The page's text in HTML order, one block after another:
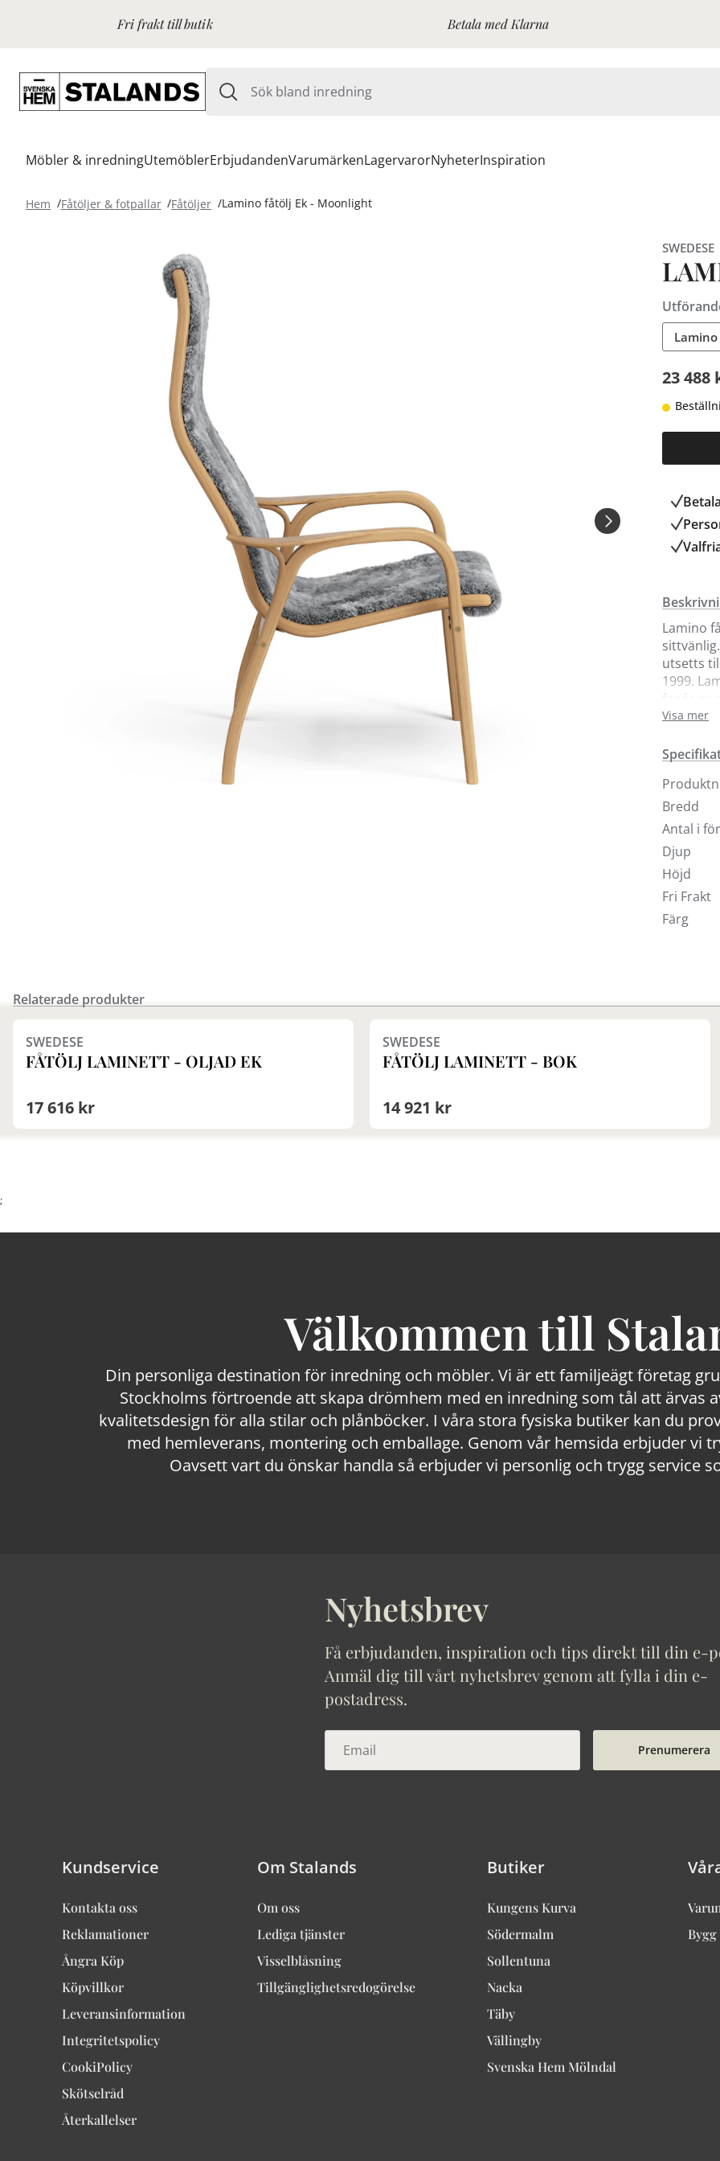
Fri frakt till butik Betala med Klarna
Möbler & inredningUtemöblerErbjudandenVarumärkenLagervarorNyheterInspiration
Hem Fåtöljer & fotpallar Fåtöljer Lamino fåtölj Ek - Moonlight
SWEDESE
23 488
Lamino
utsetts
1999.
fanér av
mellan
Sahara.
en fåtölj
lika aktuell.
Köp din
våra
Fri frakt
Visa mer
Bredd
Antal i
Djup
Höjd
Fri Frakt
Färg
Relaterade produkter Finns i fler val (7)
SWEDESE
FÅTÖLJ LAMINETT - OLJAD EK
17 616 kr
Finns i fler val (7)
SWEDESE
FÅTÖLJ LAMINETT - BOK
14 921 kr
;
Välkommen till
Din personliga destination för inredning och möbler. Vi är ett familjeägt företag
Stockholms förtroende att skapa drömhem med en inredning som tål att ärvas
kvalitetsdesign för alla stilar och plånböcker. I våra stora fysiska butiker kan du
med hemleverans, montering och emballage. Genom vår hemsida erbjuder vi
Oavsett vart du önskar handla så erbjuder vi personlig och trygg service
Nyhetsbrev
Få erbjudanden, inspiration och tips direkt till din e-
Anmäl dig till vårt nyhetsbrev genom att fylla i din e-
postadress.
Prenumerera
Kundservice
Kontakta oss
Reklamationer
Ångra Köp
Köpvillkor
Leveransinformation
Integritetspolicy
CookiPolicy
Skötselråd
Återkallelser
Om Stalands
Om oss
Lediga tjänster
Visselblåsning
Tillgänglighetsredogörelse
Butiker
Kungens Kurva
Södermalm
Sollentuna
Nacka
Täby
Vällingby
Svenska Hem Mölndal